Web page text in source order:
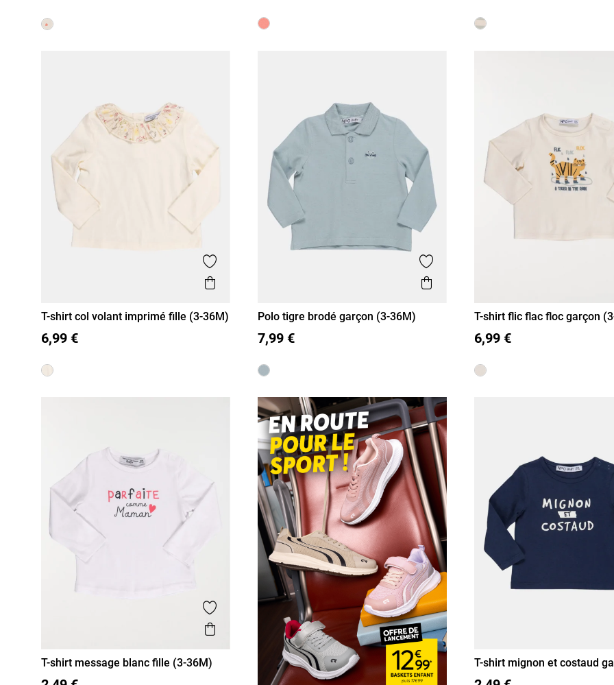
Ajouter aux favoris
Aperçu rapide
3M 6M 12M 18M 36M
T-shirt col volant imprimé fille (3-36M)
6,99 €
Ajouter aux favoris
Aperçu rapide
3M 6M 12M 18M 36M
Polo tigre brodé garçon (3-36M)
7,99 €
3M 6M 12M 18M 36M
T-shirt flic flac floc garçon
6,99 €
Ajouter aux favoris
Aperçu rapide
3M 6M 12M 18M 36M
T-shirt message blanc fille (3-36M) 3M 6M 12M 18M 36M
T-shirt mignon et costaud